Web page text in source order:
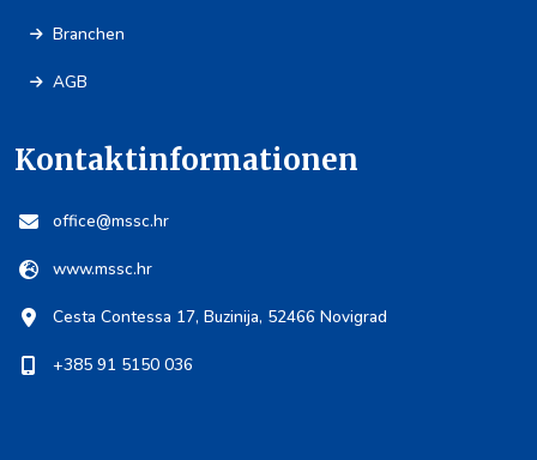
Branchen
AGB
Kontaktinformationen
office@mssc.hr
www.mssc.hr
Cesta Contessa 17, Buzinija, 52466 Novigrad
+385 91 5150 036